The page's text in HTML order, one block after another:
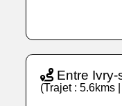
Entre Ivry-
(Trajet : 5.6kms